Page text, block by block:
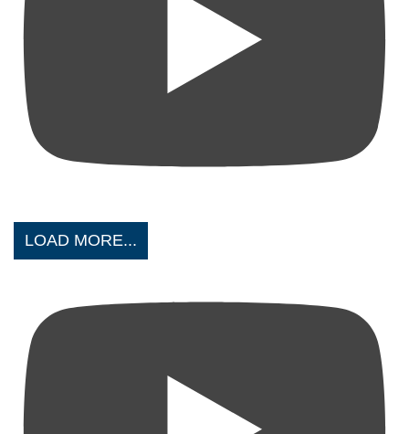
LOAD MORE...